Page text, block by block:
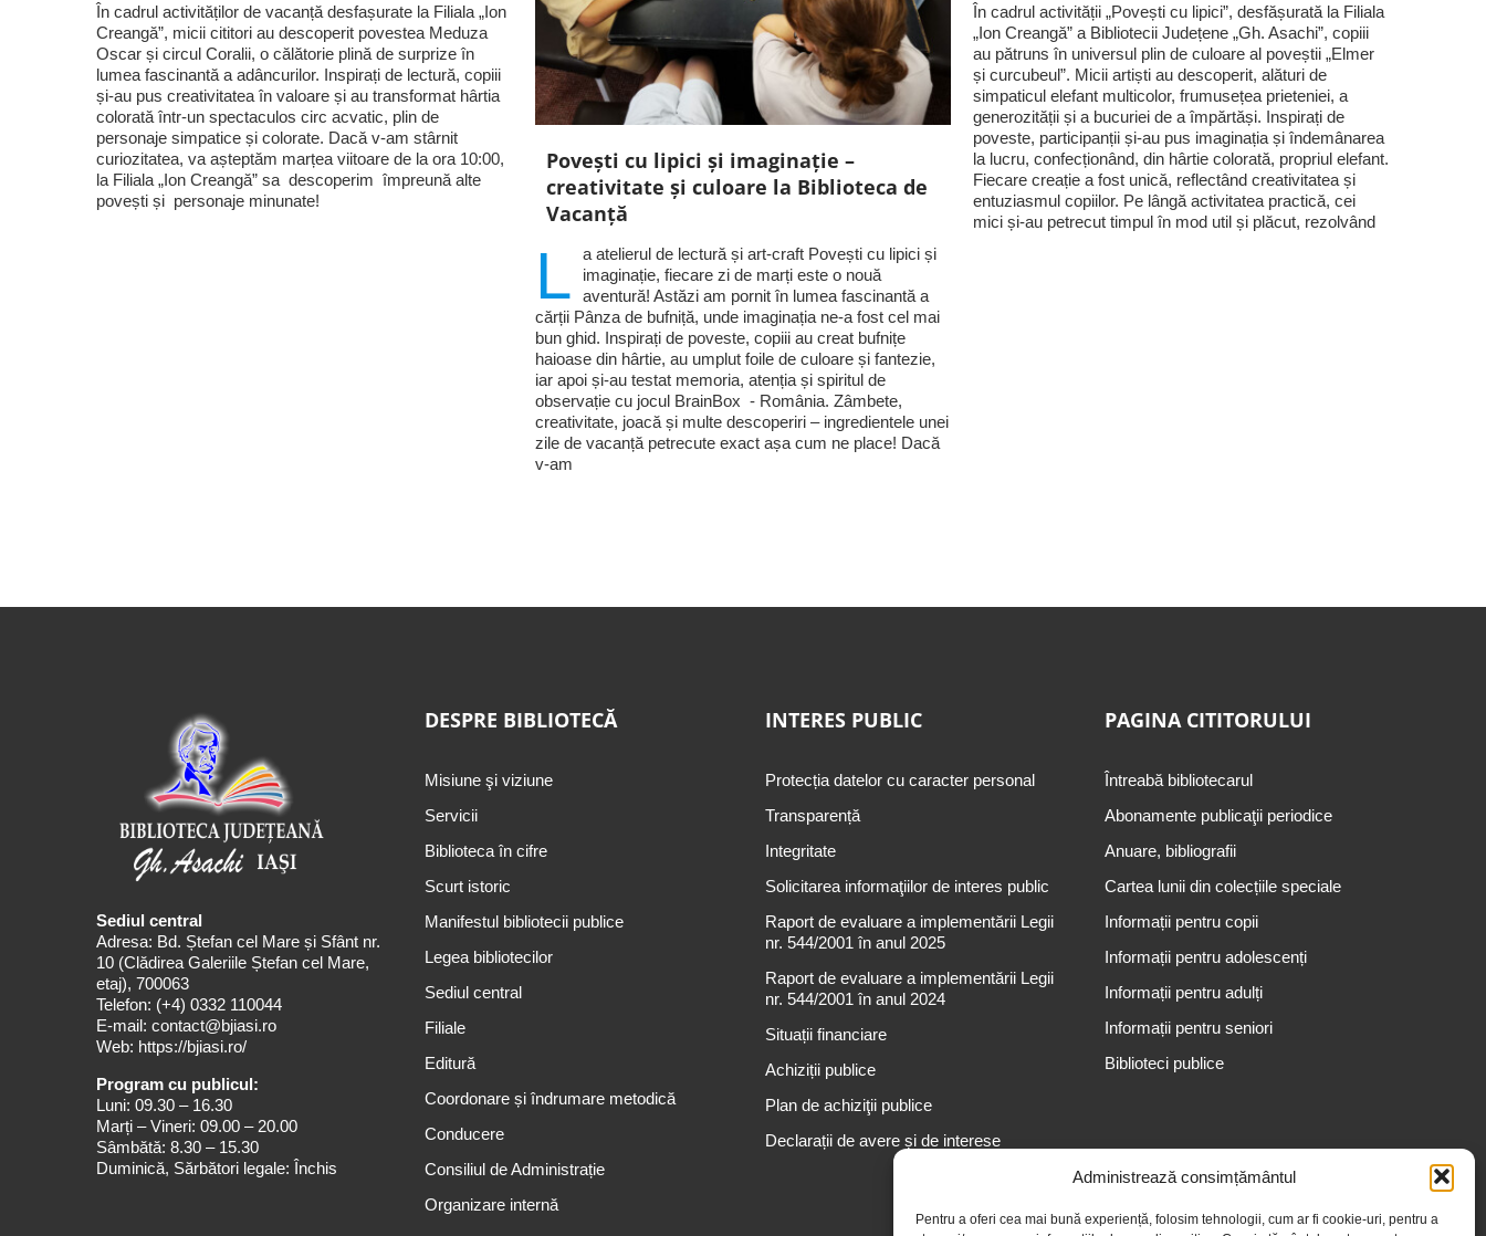
Administrează consimțământul
Pentru a oferi cea mai bună experiență, folosim tehnologii, cum ar fi cookie-uri, pentru a
În cadrul activităților de vacanță desfașurate la Filiala „Ion
Creangă”, micii cititori au descoperit povestea Meduza
Oscar și circul Coralii, o călătorie plină de surprize în
lumea fascinantă a adâncurilor. Inspirați de lectură, copiii
și-au pus creativitatea în valoare și au transformat hârtia
colorată într-un spectaculos circ acvatic, plin de
personaje simpatice și colorate. Dacă v-am stârnit
curiozitatea, va așteptăm marțea viitoare de la ora 10:00,
la Filiala „Ion Creangă” sa descoperim împreună alte
povești și personaje minunate!
Povești cu lipici și imaginație –
creativitate și culoare la Biblioteca de
Vacanță
L
a atelierul de lectură și art-craft Povești cu lipici și
imaginație, fiecare zi de marți este o nouă
aventură! Astăzi am pornit în lumea fascinantă a
cărții Pânza de bufniță, unde imaginația ne-a fost cel mai
bun ghid. Inspirați de poveste, copiii au creat bufnițe
haioase din hârtie, au umplut foile de culoare și fantezie,
iar apoi și-au testat memoria, atenția și spiritul de
observație cu jocul BrainBox - România. Zâmbete,
creativitate, joacă și multe descoperiri – ingredientele unei
zile de vacanță petrecute exact așa cum ne place! Dacă
v-am
În cadrul activității „Povești cu lipici”, desfășurată la Filiala
„Ion Creangă” a Bibliotecii Județene „Gh. Asachi”, copiii
au pătruns în universul plin de culoare al poveștii „Elmer
și curcubeul”. Micii artiști au descoperit, alături de
simpaticul elefant multicolor, frumusețea prieteniei, a
generozității și a bucuriei de a împărtăși. Inspirați de
poveste, participanții și-au pus imaginația și îndemânarea
la lucru, confecționând, din hârtie colorată, propriul elefant.
Fiecare creație a fost unică, reflectând creativitatea și
entuziasmul copiilor. Pe lângă activitatea practică, cei
mici și-au petrecut timpul în mod util și plăcut, rezolvând
Sediul central
Adresa: Bd. Ștefan cel Mare și Sfânt nr.
10 (Clădirea Galeriile Ștefan cel Mare,
etaj), 700063
Telefon: (+4) 0332 110044
E-mail: contact@bjiasi.ro
Web: https://bjiasi.ro/
Program cu publicul:
Luni: 09.30 – 16.30
Marți – Vineri: 09.00 – 20.00
Sâmbătă: 8.30 – 15.30
Duminică, Sărbători legale: Închis
DESPRE BIBLIOTECĂ
Misiune şi viziune
Servicii
Biblioteca în cifre
Scurt istoric
Manifestul bibliotecii publice
Legea bibliotecilor
Sediul central
Filiale
Editură
Coordonare și îndrumare metodică
Conducere
Consiliul de Administrație
Organizare internă
INTERES PUBLIC
Protecția datelor cu caracter personal
Transparență
Integritate
Solicitarea informaţiilor de interes public
Raport de evaluare a implementării Legii
nr. 544/2001 în anul 2025
Raport de evaluare a implementării Legii
nr. 544/2001 în anul 2024
Situații financiare
Achiziții publice
Plan de achiziţii publice
Declarații de avere și de interese
PAGINA CITITORULUI
Întreabă bibliotecarul
Abonamente publicaţii periodice
Anuare, bibliografii
Cartea lunii din colecțiile speciale
Informații pentru copii
Informații pentru adolescenți
Informații pentru adulți
Informații pentru seniori
Biblioteci publice